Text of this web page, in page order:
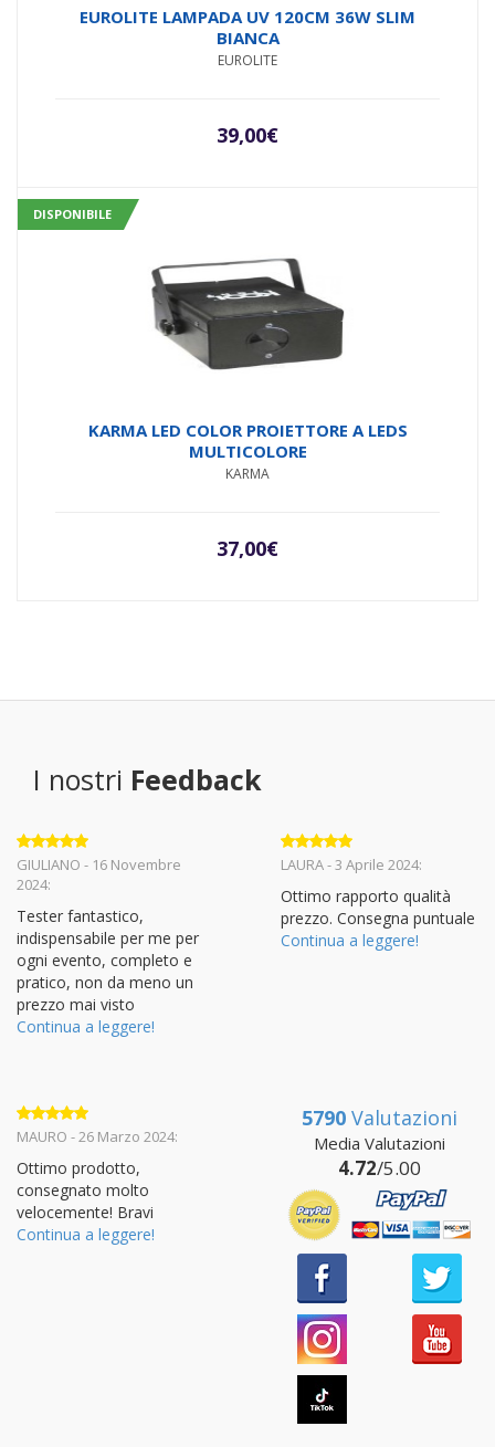
EUROLITE LAMPADA UV 120CM 36W SLIM
BIANCA
EUROLITE
39,00€
DISPONIBILE
KARMA LED COLOR PROIETTORE A LEDS
MULTICOLORE
KARMA
37,00€
I nostri Feedback
Valutato 5
su 5
GIULIANO - 16 Novembre
2024:
Tester fantastico,
indispensabile per me per
ogni evento, completo e
pratico, non da meno un
prezzo mai visto
Continua a leggere!
Valutato 5
LAURA - 3 Aprile 2024:
Ottimo rapporto qualità
prezzo. Consegna puntuale
Continua a leggere!
Valutato5
MAURO - 26 Marzo 2024:
Ottimo prodotto,
consegnato molto
velocemente! Bravi
Continua a leggere!
5790 Valutazioni
Media Valutazioni
4.72/5.00